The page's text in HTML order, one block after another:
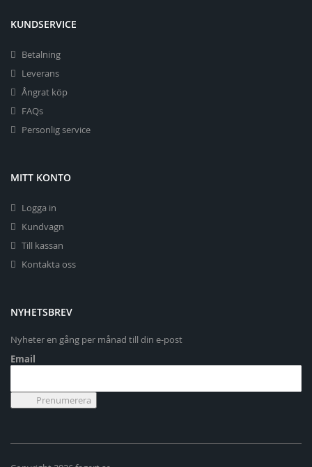
KUNDSERVICE
Betalning
Leverans
Ångrat köp
FAQs
Personlig service
MITT KONTO
Logga in
Kundvagn
Till kassan
Kontakta oss
NYHETSBREV
Nyheter en gång per månad till din e-post
Email